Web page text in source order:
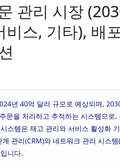
관리 시장
비스, 기타), 배
년 40억 달러 규모로 예상되며,
문을 처리하고 추적하는 시스템으로
스템은 재고 관리와 서비스 활성화
관리(CRM)와 네트워크 관리 시스
니다.